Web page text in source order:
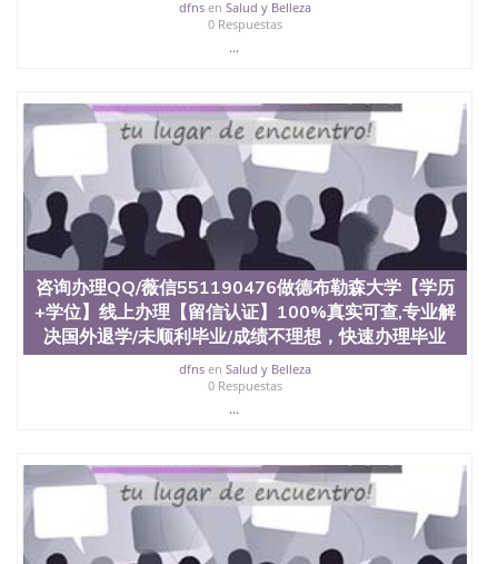
University）圣何塞州立大学（San Jose State
University）圣何塞州立大学（San Jose State
University）圣何塞州立大学（San Jose State
University）圣何塞州立大学学位证（San Jose State
University）圣何塞州立大学结业证（San Jose State
University）圣何塞州立大学结业证（San Jose State
University）圣何塞州立大学结业证（San Jose State
University）圣何塞州立大学学位证（San Jose State
University）圣何塞州立大学学位证（San Jose State
University）圣何塞州立大学学历证书（San Jose
State University）圣何塞州立大学学历证书（San
Jose State University）圣何塞州立大学学历证书
（San Jose State University）澳洲读书未毕业找人做
文凭学位qq微信551190476澳洲读CQU中央昆士兰大
学学历 绩单购买学位证书/澳洲读本科硕士做文凭/购
买澳洲大学毕业证成绩单假文凭学历
offieUniversityofSouthernQueensland 澳洲读书未毕
业找人做文凭学位qq微信551190476澳洲读CQU中央
昆士兰大学学历成绩单购买学位证书/澳洲读本科硕
位】线上办理【留信认证】100%真实可查,专业解决
国外退学/未顺利毕业/成绩不理想，快速办理毕业证||
成绩单,雅思、托福，offer,在读证明，实体公司专
业、靠谱一手资源
dfnsen Salud y Belleza
0 Respuestas
...
咨询办理QQ/薇信551190476做德布勒森大学【学历
+学位】线上办理【留信认证】100%真实可查,专业解
决国外退学/未顺利毕业/成绩不理想，快速办理毕业
dfnsen Salud y Belleza
0 Respuestas
...